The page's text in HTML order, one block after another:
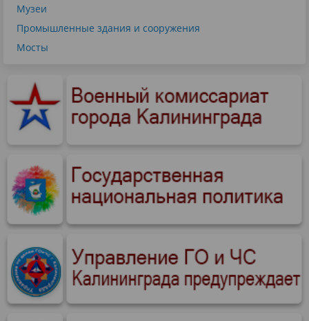
Музеи
Промышленные здания и сооружения
Мосты